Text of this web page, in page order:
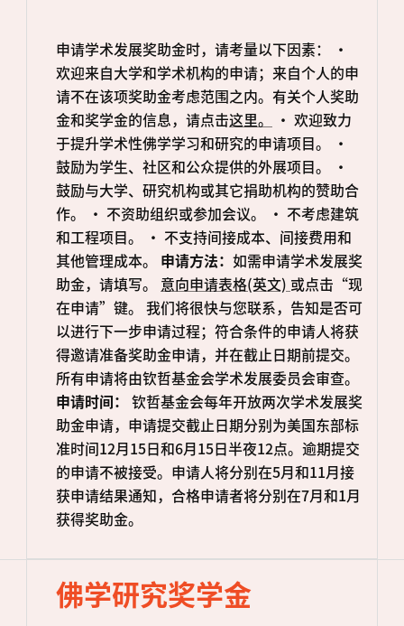
申请学术发展奖助金时，请考量以下因素： •
欢迎来自大学和学术机构的申请；来自个人的申
请不在该项奖助金考虑范围之内。有关个人奖助
金和奖学金的信息，请点击这里。
• 欢迎致力
于提升学术性佛学学习和研究的申请项目。 •
鼓励为学生、社区和公众提供的外展项目。 •
鼓励与大学、研究机构或其它捐助机构的赞助合
作。 • 不资助组织或参加会议。 • 不考虑建筑
和工程项目。 • 不支持间接成本、间接费用和
其他管理成本。 申请方法： 如需申请学术发展奖
助金，请填写。 意向申请表格(英文) 或点击“现
在申请”键。 我们将很快与您联系，告知是否可
以进行下一步申请过程；符合条件的申请人将获
得邀请准备奖助金申请，并在截止日期前提交。
所有申请将由钦哲基金会学术发展委员会审查。
申请时间： 钦哲基金会每年开放两次学术发展奖
助金申请，申请提交截止日期分别为美国东部标
准时间12月15日和6月15日半夜12点。逾期提交
的申请不被接受。申请人将分别在5月和11月接
获申请结果通知，合格申请者将分别在7月和1月
获得奖助金。
佛学研究奖学金